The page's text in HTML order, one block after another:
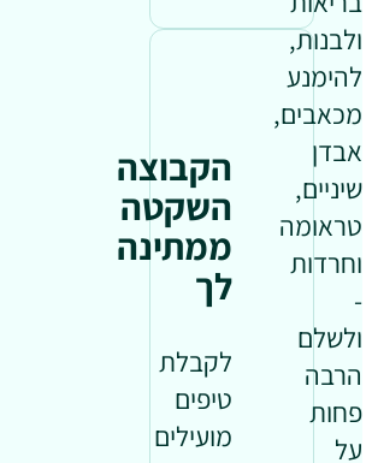
ולבנות,
להימנע
מכאבים,
אבדן
שיניים,
טראומה
וחרדות
-
ולשלם
הרבה
פחות
על
הקבוצה
השקטה
ממתינה
לך
לקבלת
טיפים
מועילים